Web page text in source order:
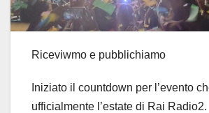
Riceviwmo e pubblichiamo
Iniziato il countdown per l’evento
ufficialmente l’estate di Rai Radio2.